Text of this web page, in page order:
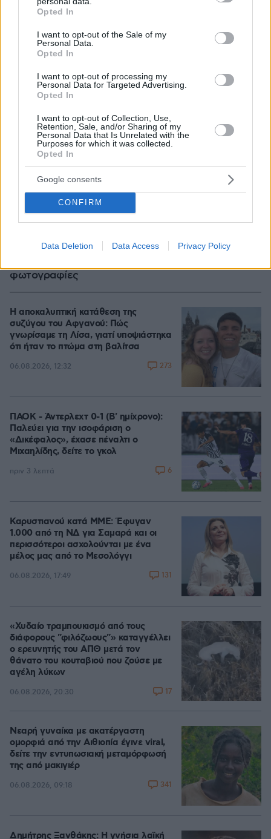
grant or deny consent to Google and its third-party tags to
use your data for below specified purposes in below Google
consent section.
Opted In
I want to opt-out of the Sale of my
Personal Data.
Opted In
I want to opt-out of processing my
Personal Data for Targeted Advertising.
Opted In
I want to opt-out of Collection, Use,
Retention, Sale, and/or Sharing of my
Personal Data that Is Unrelated with the
Purposes for which it was collected.
Opted In
Google consents
CONFIRM
Data Deletion Data Access Privacy Policy
αποτέφρωση του συντονιστή που σκοτώθηκε
φωτογραφίες
06.08.2026, 20:03
Η αποκαλυπτική κατάθεση της
συζύγου του Αφγανού: Πώς
γνωρίσαμε τη Λίσα, γιατί υποψιάστηκα
ότι ήταν το πτώμα στη βαλίτσα
06.08.2026, 12:32 273
ΠΑΟΚ - Άντερλεχτ 0-1 (Β' ημίχρονο):
Παλεύει για την ισοφάριση ο
«Δικέφαλος», έχασε πέναλτι ο
Μιχαηλίδης, δείτε το γκολ
πριν 3 λεπτά 6
Καρυστιανού κατά ΜΜΕ: Έφυγαν
1.000 από τη ΝΔ για Σαμαρά και οι
περισσότεροι ασχολούνται με ένα
μέλος μας από το Μεσολόγγι
06.08.2026, 17:49 131
«Χυδαίο τραμπουκισμό από τους
διάφορους "φιλόζωους"» καταγγέλλει
ο ερευνητής του ΑΠΘ μετά τον
θάνατο του κουταβιού που ζούσε με
αγέλη λύκων
06.08.2026, 20:30 17
Νεαρή γυναίκα με ακατέργαστη
ομορφιά από την Αιθιοπία έγινε viral,
δείτε την εντυπωσιακή μεταμόρφωσή
της από μακιγιέρ
06.08.2026, 09:18 341
Δημήτρης Ξανθάκης: Η γνήσια λαϊκή